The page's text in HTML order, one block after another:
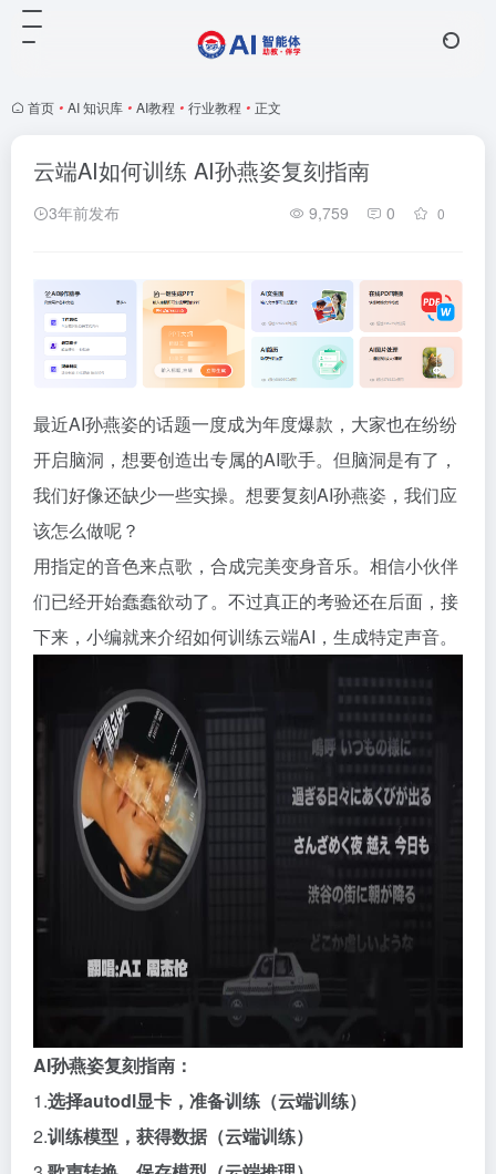
首页 • AI 知识库 • AI教程 • 行业教程 • 正文
云端AI如何训练 AI孙燕姿复刻指南
3年前发布 9,759 0 0
最近AI孙燕姿的话题一度成为年度爆款，大家也在纷纷
开启脑洞，想要创造出专属的AI歌手。但脑洞是有了，
我们好像还缺少一些实操。想要复刻AI孙燕姿，我们应
该怎么做呢？
用指定的音色来点歌，合成完美变身音乐。相信小伙伴
们已经开始蠢蠢欲动了。不过真正的考验还在后面，接
下来，小编就来介绍如何训练云端AI，生成特定声音。
AI孙燕姿复刻指南：
1.选择autodl显卡，准备训练（云端训练）
2.训练模型，获得数据（云端训练）